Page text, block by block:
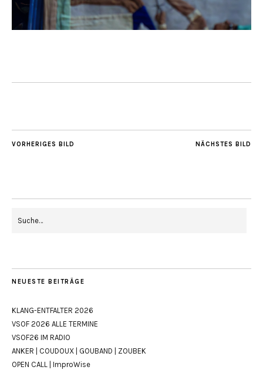
NÄCHSTES BILD
VORHERIGES BILD
NEUESTE BEITRÄGE
KLANG-ENTFALTER 2026
VSOF 2026 ALLE TERMINE
VSOF26 IM RADIO
ANKER | COUDOUX | GOUBAND | ZOUBEK
OPEN CALL | ImproWise